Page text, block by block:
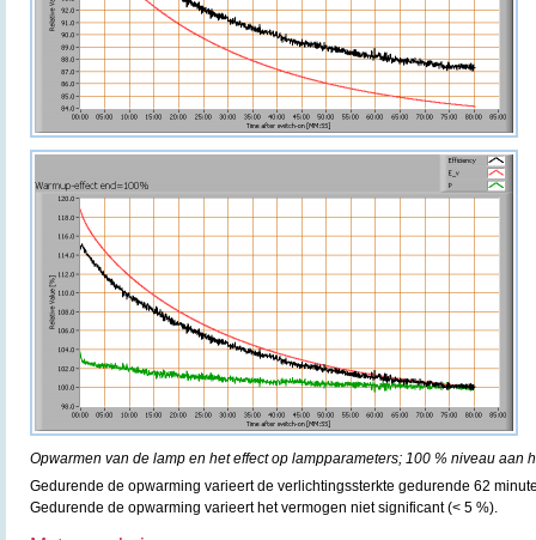
Opwarmen van de lamp en het effect op lampparameters; 100 % niveau aan
Gedurende de opwarming varieert de verlichtingssterkte gedurende 62
Gedurende de opwarming varieert het vermogen niet significant (< 5 %).